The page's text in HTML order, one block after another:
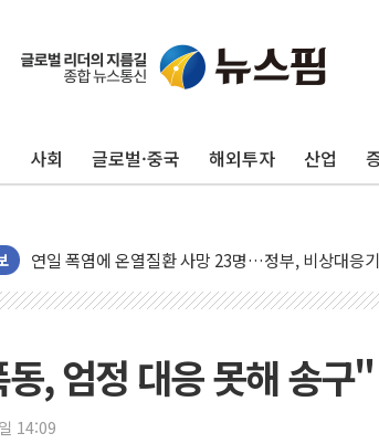
사회 글로벌·중국 해외투자 산업
李대통령, ISA 개편 재검토 지시…與 "적극 환영"·
연일 폭염에 온열질환 사망 23명…정부, 비상대응
中 전방위 아파트 부양, 수도 베이징도 부동산 규제
동해시, 11~14일 '별똥별 멍' 운영…페르세우스 유성
강원 중·남부 동해안 시간당 50mm 이상 폭우…호
청양 밭에서 일하던 90대 숨져…온열질환 여부 조사
, 엄정 대응 못해 송구"
14:09